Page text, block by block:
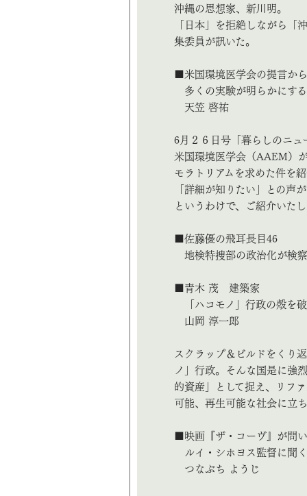
沖縄の思想家、新川明。
「日本」を拒絶しながら「
集委員が訊いた。
■米国環境医学会の提言から
多くの実験が明らかにす
天笠 啓祐
6月２６日号「暮らしのニュ
米国環境医学会（AAEM）
モラトリアムを求めた件を
「詳細が知りたい」との声
というわけで、ご紹介いた
■佐藤優の飛耳長目46
地検特捜部の政治化が検
■青木 茂 建築家
「ハコモノ」行政の殻を
山岡 淳一郎
スクラップ＆ビルドをくり
ノ」行政。そんな国是に強
的資産」として捉え、リフ
可能、再生可能な社会に立
■映画『ザ・コーヴ』が問
ルイ・シホヨス監督に聞く
つなぶち ようじ